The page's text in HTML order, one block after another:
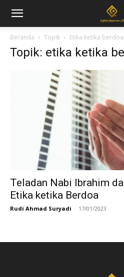
Beranda Topik Etika ketika berdoa
Topik: etika ketika
Teladan Nabi Ibrahim
Etika ketika Berdoa
Rudi Ahmad Suryadi - 17/01/2023